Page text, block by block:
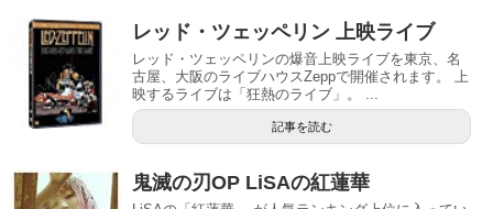
レッド・ツェッペリン 上映ライブ
レッド・ツェッペリンの爆音上映ライブを東京、名
古屋、大阪のライブハウスZeppで開催されます。 上
映するライブは「狂熱のライブ」。 ...
記事を読む
鬼滅の刃OP LiSAの紅蓮華